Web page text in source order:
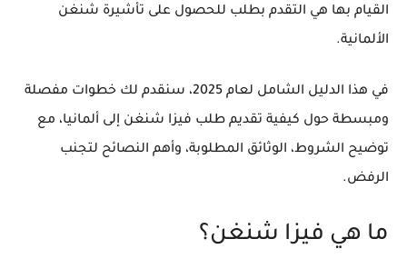
القيام بها هي التقدم بطلب للحصول على تأشيرة شنغن
الألمانية.
في هذا الدليل الشامل لعام 2025، سنقدم لك خطوات مفصلة
ومبسطة حول كيفية تقديم طلب فيزا شنغن إلى ألمانيا، مع
توضيح الشروط، الوثائق المطلوبة، وأهم النصائح لتجنب
الرفض.
ما هي فيزا شنغن؟